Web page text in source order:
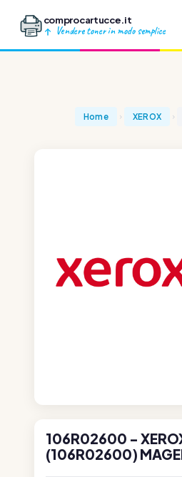
comprocartucce.it
Vendere toner in modo semplice
Home XEROX
106R02600 -
(106R02600)